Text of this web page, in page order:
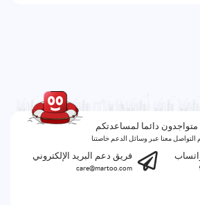
دائما لمساعدتكم
التواصل معنا عبر وسائل الدعم خاصتنا
فريق دعم البريد الإلكتروني
care@martoo.com